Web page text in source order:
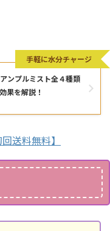
プルミスト全４種類
果を解説！
手軽に水分チャージ
送料無料】